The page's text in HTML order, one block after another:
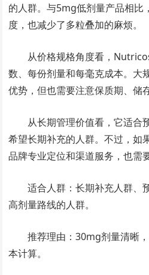
的人群。与5mg低剂量产品相比
度，也减少了多粒叠加的麻烦。
从价格规格角度看，
数、每份剂量和每毫克成本。大
优势，但也需要注意保质期、储
从长期管理价值看，它适合
希望长期补充的人群。不过，如
品牌专业定位和渠道服务，也需
适合人群：长期补充人群、
高剂量路线的人群。
推荐理由：30mg剂量清晰
本计算。